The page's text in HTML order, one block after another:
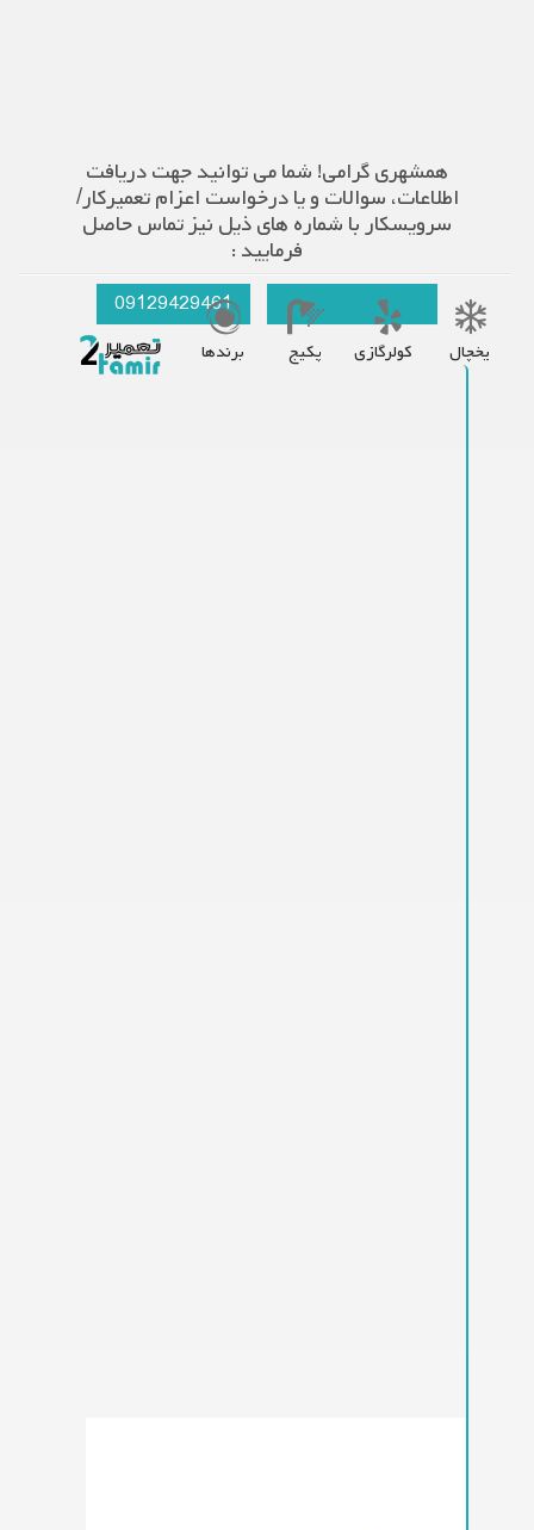
یخچال کولرگازی پکیج برندها
همشهری گرامی! شما می توانید جهت دریافت
اطلاعات، سوالات و یا درخواست اعزام تعمیرکار/
سرویسکار با شماره های ذیل نیز تماس حاصل
فرمایید :
021-66609627
09129429461